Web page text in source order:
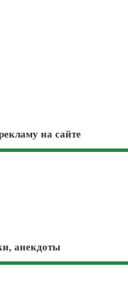
на сайте
анекдоты